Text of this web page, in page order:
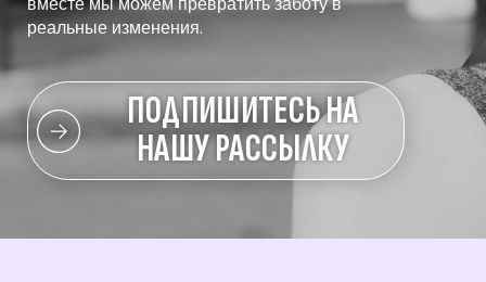
реальные изменения.
ПОДПИШИТЕСЬ НА
НАШУ РАССЫЛКУ